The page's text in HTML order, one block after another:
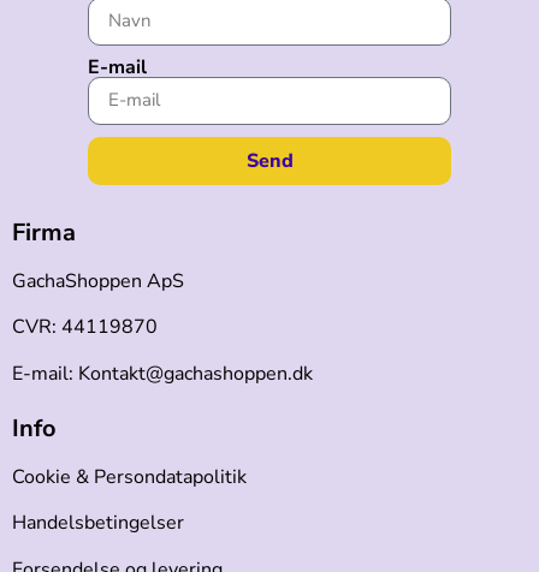
E-mail
Send
Firma
GachaShoppen ApS
CVR: 44119870
E-mail: Kontakt@gachashoppen.dk
Info
Cookie & Persondatapolitik
Handelsbetingelser